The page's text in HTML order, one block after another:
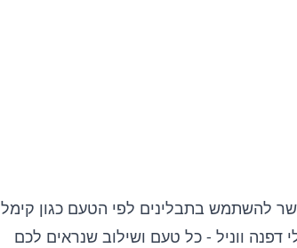
להשתמש בתבלינים לפי הטעם כגון קימל
דפנה ווניל - כל טעם ושילוב שנראים לכם